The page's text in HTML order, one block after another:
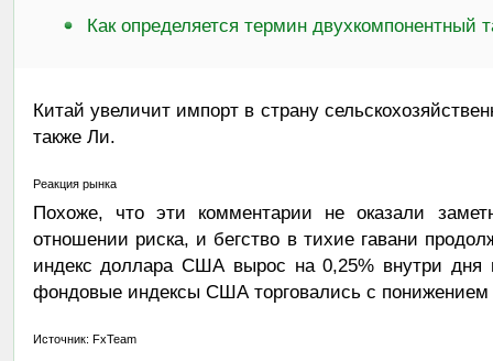
Как определяется термин двухкомпонентный
Китай увеличит импорт в страну
также Ли.
Реакция рынка
Похоже, что эти комментарии не оказали
отношении риска, и бегство в тихие гавани
индекс доллара США вырос на 0,25% внутри
фондовые индексы США торговались с понижением
Источник: FxTeam